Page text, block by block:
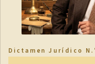
Dictamen Jurídico